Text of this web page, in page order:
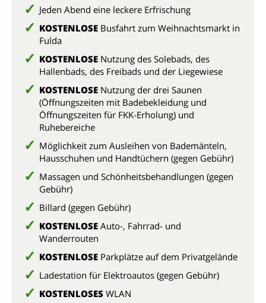
Jeden Abend eine leckere Erfrischung
KOSTENLOSE Busfahrt zum Weihnachtsmarkt in
Fulda
KOSTENLOSE Nutzung des Solebads, des
Hallenbads, des Freibads und der Liegewiese
KOSTENLOSE Nutzung der drei Saunen
(Öffnungszeiten mit Badebekleidung und
Öffnungszeiten für FKK-Erholung) und
Ruhebereiche
Möglichkeit zum Ausleihen von Bademänteln,
Hausschuhen und Handtüchern (gegen Gebühr)
Massagen und Schönheitsbehandlungen (gegen
Gebühr)
Billard (gegen Gebühr)
KOSTENLOSE Auto-, Fahrrad- und
Wanderrouten
KOSTENLOSE Parkplätze auf dem Privatgelände
Ladestation für Elektroautos (gegen Gebühr)
KOSTENLOSES WLAN